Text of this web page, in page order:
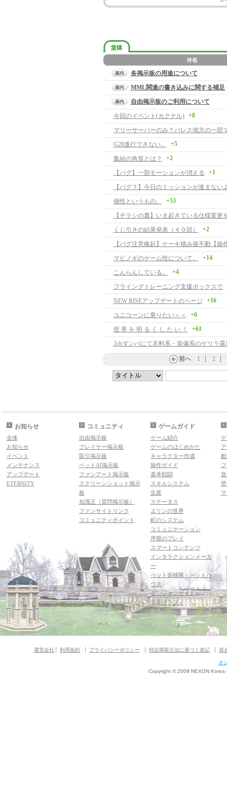
各掲示板の用途について
MML関連の書き込みに関する補足
自由掲示板のご利用について
今回のイベント(カクテル)
+8
マリーサーバーのみ？バレス地方の一部
G28進行できない。
+5
集結の角笛とは？ +2
【バグ】一部モーションが消える +1
【バグ？】今日のミッションが進まない
個性というもの。
+53
【チラシの裏】いま起きている仕様変更
くじ引きの結果発表（４０回）
+2
マビノギのゲーム性について。 +14
こんらんしている。 +4
フライングトレーニング支援ボックスで
NEW RISEアップデートのページ +16
ユニコーンに乗りたい＞＜ +6
世 界 を 明 る く し た い ！ +61
2chダンバにて衣料系・装備系のゲリラ露
前へ 1 2
お知らせ
全体
お知らせ
イベント
メンテナンス
アップデート
ETERNITY
コミュニティ
自由掲示板
プレイヤー掲示板
取引掲示板
ペットAI掲示板
ファンアート掲示板
スクリーンショット掲示
板
知識王（質問掲示板）
ファンサイトリンク
コミュニティポイント
ゲームガイド
ゲーム紹介
ゲームのはじめかた
キャラクター作成
操作ガイド
基本戦闘
スキルシステム
生産
ステータス
エリンの世界
町のシステム
コミュニケーション
序盤のプレイ
スマートコンテンツ
インタラクションメーカ
ー
ペット探検隊・ペットハ
ウス
ダンジョンガイド
マギグラフィ
運営会社 利用規約 プライバシーポリシー 特定商取引法に基づく表記 資
オ
Copyright © 2009 NEXON Korea